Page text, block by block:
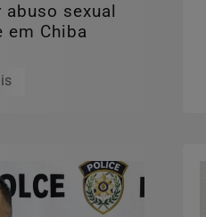
sexual
em Chiba